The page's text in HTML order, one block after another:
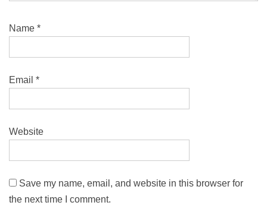
Name *
Email *
Website
Save my name, email, and website in this browser for
the next time I comment.